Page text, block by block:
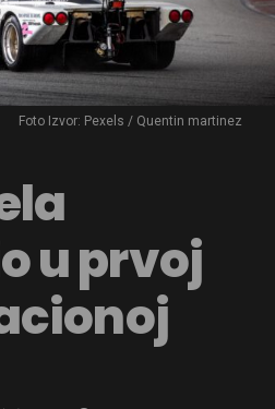
Foto Izvor: Pexels / Quentin martinez
u prvoj